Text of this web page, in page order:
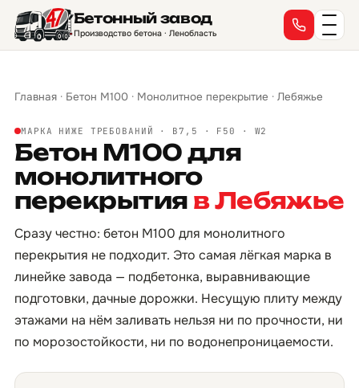
Бетонный завод
Производство бетона · Ленобласть
Главная · Бетон М100 · Монолитное перекрытие · Лебяжье
МАРКА НИЖЕ ТРЕБОВАНИЙ · B7,5 · F50 · W2
Бетон М100 для
монолитного
перекрытия в Лебяжье
Сразу честно: бетон М100 для монолитного
перекрытия не подходит. Это самая лёгкая марка в
линейке завода — подбетонка, выравнивающие
подготовки, дачные дорожки. Несущую плиту между
этажами на нём заливать нельзя ни по прочности, ни
по морозостойкости, ни по водонепроницаемости.